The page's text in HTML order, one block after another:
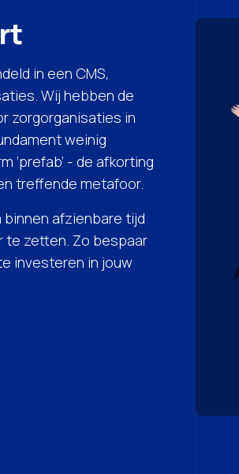
in een CMS,
Wij hebben de
zorgorganisaties in
weinig
‘prefab’ - de afkorting
treffende metafoor.
binnen afzienbare tijd
te zetten. Zo bespaar
investeren in jouw